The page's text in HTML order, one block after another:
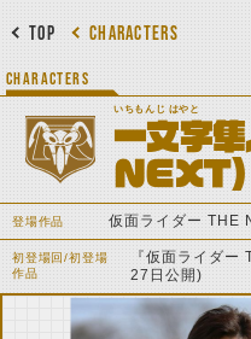
CHARACTERS
TOP
CHARACTERS
いちもんじ はやと
一文字
NEXT）
登場作品 仮面ライダー THE
初登場回/初登場
作品
『仮面ライダ
27日公開)